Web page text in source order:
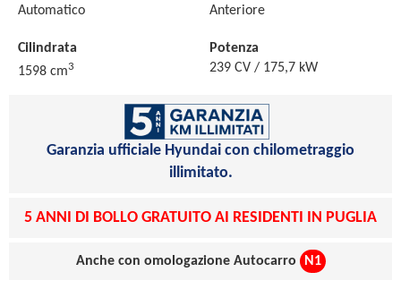
Automatico
Anteriore
Cilindrata
1598 cm3
Potenza
239 CV / 175,7 kW
Garanzia ufficiale Hyundai con chilometraggio
illimitato.
5 ANNI DI BOLLO GRATUITO AI RESIDENTI IN PUGLIA
Anche con omologazione Autocarro N1